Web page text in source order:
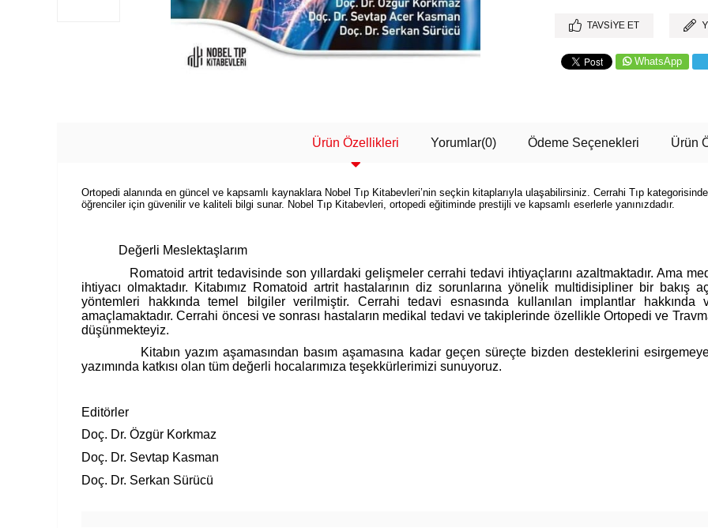
TAVSIYE ET
WhatsApp
Ürün Özellikleri Yorumlar(0) Ödeme Seçenekleri Ürün
Ortopedi alanında en güncel ve kapsamlı kaynaklara Nobel Tıp Kitabevleri’nin seçkin kitaplarıyla ulaşabilirsiniz. Cerrahi Tıp
öğrenciler için güvenilir ve kaliteli bilgi sunar. Nobel Tıp Kitabevleri, ortopedi eğitiminde prestijli ve kapsamlı eserlerle yanınızdadır.
Değerli Meslektaşlarım
Romatoid artrit tedavisinde son yıllardaki gelişmeler cerrahi tedavi ihtiyaçlarını azaltmaktadır. Ama
ihtiyacı olmaktadır. Kitabımız Romatoid artrit hastalarının diz sorunlarına yönelik multidisipliner bir bakış
yöntemleri hakkında temel bilgiler verilmiştir. Cerrahi tedavi esnasında kullanılan implantlar
amaçlamaktadır. Cerrahi öncesi ve sonrası hastaların medikal tedavi ve takiplerinde özellikle Ortopedi ve
düşünmekteyiz.
Kitabın yazım aşamasından basım aşamasına kadar geçen süreçte bizden desteklerini
yazımında katkısı olan tüm değerli hocalarımıza teşekkürlerimizi sunuyoruz.
Editörler
Doç. Dr. Özgür Korkmaz
Doç. Dr. Sevtap Kasman
Doç. Dr. Serkan Sürücü